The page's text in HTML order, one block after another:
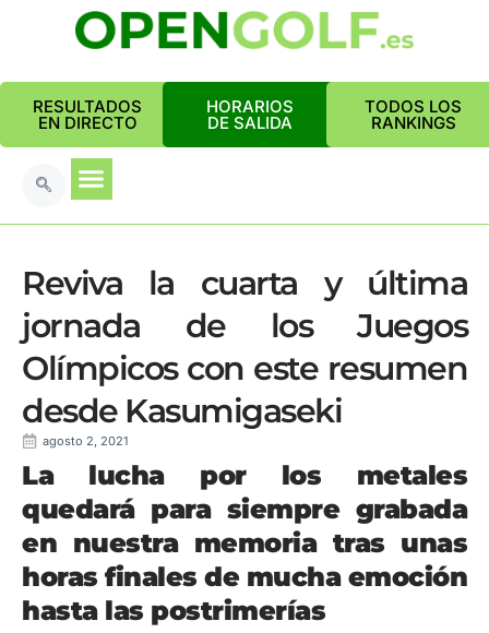
RESULTADOS
EN DIRECTO
HORARIOS
DE SALIDA
TODOS LOS
RANKINGS
Reviva la cuarta y última
jornada de los Juegos
Olímpicos con este resumen
desde Kasumigaseki
agosto 2, 2021
La lucha por los metales
quedará para siempre grabada
en nuestra memoria tras unas
horas finales de mucha emoción
hasta las postrimerías